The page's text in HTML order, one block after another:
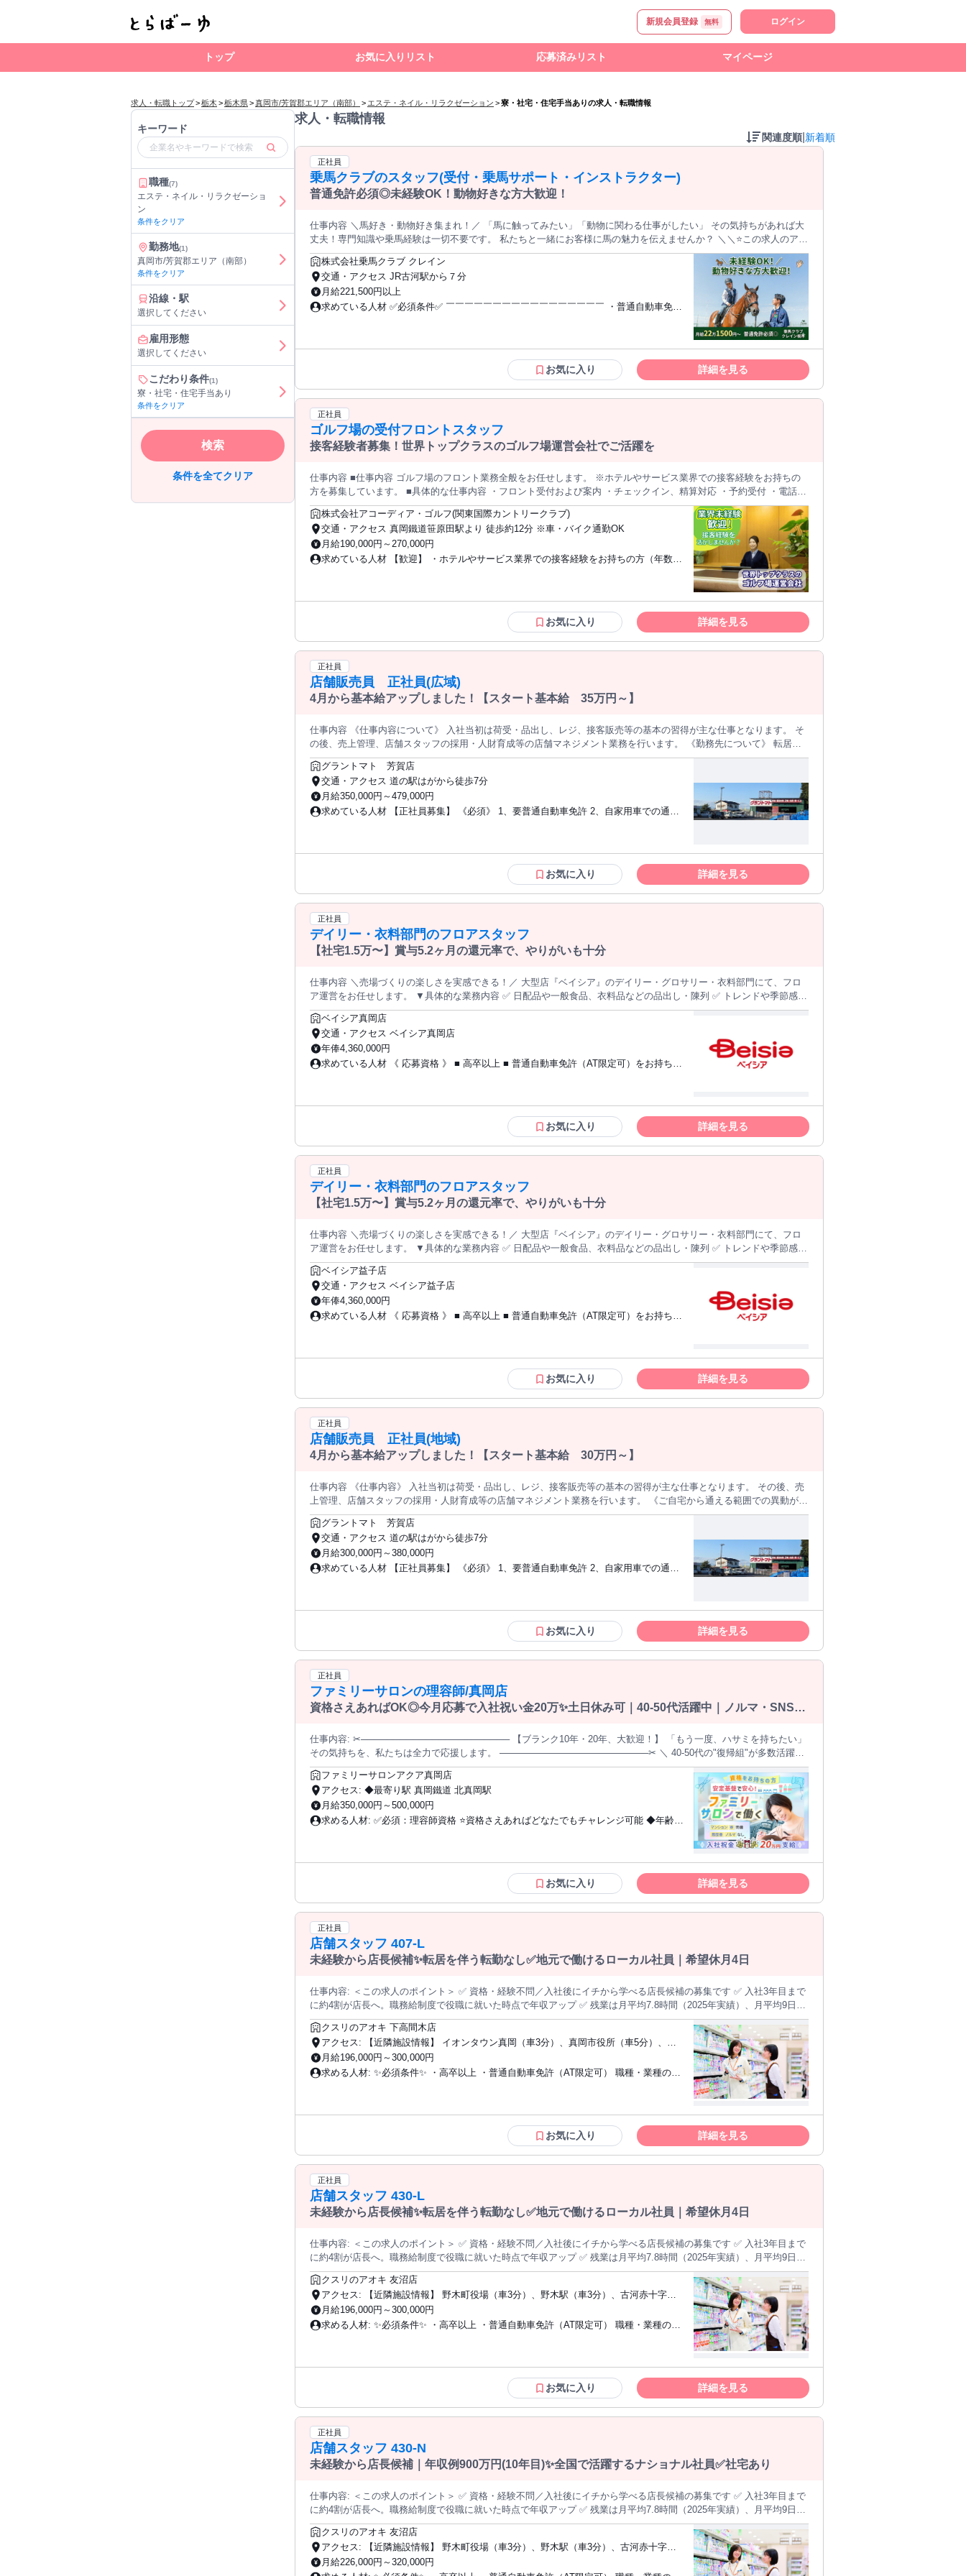
新規会員登録 無料 ログイン
トップ お気に入りリスト 応募済みリスト マイページ
求人・転職トップ>栃木 >栃木県>真岡市/芳賀郡エリア（南部） > エステ・ネイル・リラクゼーション >寮・社宅・住宅手当ありの求人・転職情報
キーワード
職種(7)
エステ・ネイル・リラクゼーショ
ン
条件をクリア
勤務地(1)
真岡市/芳賀郡エリア（南部）
条件をクリア
沿線・駅
選択してください
雇用形態
選択してください
こだわり条件(1)
寮・社宅・住宅手当あり
条件をクリア
検索
条件を全てクリア
求人・転職情報
関連度順 新着順
正社員
乗馬クラブのスタッフ(受付・乗馬サポート・インストラクター)
普通免許必須◎未経験OK！動物好きな方大歓迎！
仕事内容 ＼馬好き・動物好き集まれ！／ 「馬に触ってみたい」「動物に関わる仕事がしたい」 その気持ちがあれば大
丈夫！専門知識や乗馬経験は一切不要です。 私たちと一緒にお客様に馬の魅力を伝えませんか？ ＼＼⭐この求人のアピ
ールポイント⭐／／ ～～～～～～～～～～～～～～～～～～～～ ✅未経験でも馬の魅力を伝える お仕事ができます！
✅将来はインストラクター としても活躍できるチャンス◎ ✅充実した手当で安心して 働ける環境です！ ⭐仕事内容⭐
￣￣￣￣￣￣￣￣￣￣￣￣￣￣￣￣￣￣￣￣ ⏩フロントのお仕事 クラブの受付業務（会員様の受付、予約確認、会
計） 馬具の販売 事務作業全般 ⏩体験乗馬のサポート業務 初めて馬に乗られるお客様の サポートを担当します。 安全
に乗馬を楽しんでいただけるよう、 丁寧にご案内・補助を実施します。 ⏩乗馬インストラクター 指導員資格を取って
会員様のレッスンを します。 お客様が安心して乗馬を楽しめるよう 様々な側面からサポートします。 ✨経験を積ん
で、ステップアップも可能✨ - 経験がない方でも将来的には、経験を積むことで フロント業務やインストラクターとし
ての 活躍も可能です！ 馬が好きな方、人と接することが好きな方 にとって、充実感を得られるお仕事です。 ✨ 好き
という気持ちがあれば大丈夫！✨ - 未経験からでも丁寧に指導いたしますので 馬や動物が好きな方であれば 安心してご
応募いただけます。 先輩スタッフが基礎から 丁寧に教えますので、 乗馬経験がなくても心配いりません。 お客様に乗
馬の楽しさを伝え、 素敵な体験を提供する やりがいのあるお仕事です。 一緒に馬の魅力を多くの方に 広めていきまし
に 乗馬の楽しさや馬との触れ合いの素晴らしさ をお届けすることを大切にしています。 ショッピングセンターなどの
商業施設内で 乗馬体験や乗馬レッスンを提供し、 多くの方々に馬の魅力を伝える活動も 展開しています。 馬と人との
絆を育み、初めて馬に触れる方 から経験者まで、幅広い層のお客様に 満足いただけるサービスを心がけています。 ス
株式会社乗馬クラブ クレイン
交通・アクセス JR古河駅から７分
月給221,500円以上
求めている人材 ✅必須条件✅ ￣￣￣￣￣￣￣￣￣￣￣￣￣￣￣￣￣ ・普通自動車免許
ションを 取ることが好きな方 ・営業経験をお持ちの方 （その経験を活かせます） ・
￣￣￣￣￣￣ ・動物と触れ合う仕事がしたい方 ・お客様に喜んでいただける仕事を
探している方 ・体を動かすことが好きな方 ・新しいことにチャレンジしたい方
お気に入り 詳細を見る
正社員
ゴルフ場の受付フロントスタッフ
接客経験者募集！世界トップクラスのゴルフ場運営会社でご活躍を
仕事内容 ■仕事内容 ゴルフ場のフロント業務全般をお任せします。 ※ホテルやサービス業界での接客経験をお持ちの
方を募集しています。 ■具体的な仕事内容 ・フロント受付および案内 ・チェックイン、精算対応 ・予約受付 ・電話対
応 ・その他、ゴルフ場運営に関わる業務 ■入社後のイメージ まずは現場業務を通じて、 ゴルフ場運営の基本や当社の
方針を理解していただきます。 その後は、先輩スタッフがサポートするOJT体制や、 年次ごとの研修を通して着実に
ステップアップできます。 ＝＝＝＝＝＝＝＝＝＝＝＝＝＝＝＝＝＝＝＝ 当社は研修制度も整っており、 入社後のキャ
リアパスも充実しています。 これまでの接客経験を活かし、 当社で更に成長いただくことを期待しています。 【世界
トップクラスのゴルフ場運営会社として】 日本国内で運営されているゴルフ場約1,970コースのうち、 当社が運営する
ゴルフ場は約8.75％を占めており、 国内最大級、世界的にもトップクラスのゴルフ場運営会社として、 成長を続けて
います。 ゴルフというスポーツの楽しさ・魅力を提供するため、 私たちは、斬新かつ質の高いサービスを追求してい
ます。 当社の価値観・行動指針には「笑顔」と掲げられています。 お客様の笑顔のために、そして、あなた自身の笑
顔のために。 最高のサービスを提供する仕事・職場を、 ぜひ一緒に創っていきましょう！ ＝＝＝＝＝＝＝＝＝＝＝＝
https://recruit.accordiagolf.com/interview/ ＝＝＝＝＝＝＝＝＝＝＝＝＝＝＝＝＝＝＝＝
株式会社アコーディア・ゴルフ(関東国際カントリークラブ)
交通・アクセス 真岡鐵道笹原田駅より 徒歩約12分 ※車・バイク通勤OK
月給190,000円～270,000円
求めている人材 【歓迎】 ・ホテルやサービス業界での接客経験をお持ちの方（年数不
る方 ＝＝＝＝＝＝＝＝＝＝＝＝＝＝＝ ※必須：日本で当社業務に従事可能で有効な在
留資格（就労ビザ）を保有していること（永住、定住、配偶者ビザなど） ※ビジネス
レベルの日本語でのやりとり、社内外とのメールやチャット対応を行えることが必要
となります Must be able to read, write, and speak Japanese at a business level or
higher ＝＝＝＝＝＝＝＝＝＝＝＝＝＝＝ チームワークを大切にできる方をお待ちして
います。 興味を持っていただけた方は、ぜひお気軽にご応募ください！
お気に入り 詳細を見る
正社員
店舗販売員 正社員(広域)
4月から基本給アップしました！【スタート基本給 35万円～】
仕事内容 《仕事内容について》 入社当初は荷受・品出し、レジ、接客販売等の基本の習得が主な仕事となります。 そ
の後、売上管理、店舗スタッフの採用・人財育成等の店舗マネジメント業務を行います。 《勤務先について》 転居を
伴う異動先は全事業所が対象となります。詳しくは、当社ホームページを確認してください。
https://www.grantomato.jp/store/grantomato.html 《当社について》 当社は農業関連商品から食品・生活必需品まで扱う
店舗「グラントマト」「業務スーパー」の運営や、農業支援サービスを行っています。 地域密着で業績を伸ばし、
2022年に株式上場。業務拡大のため正社員を応募します。
グラントマト 芳賀店
交通・アクセス 道の駅はがから徒歩7分
月給350,000円～479,000円
求めている人材 【正社員募集】 《必須》 1、要普通自動車免許 2、自家用車での通勤
お気に入り 詳細を見る
正社員
デイリー・衣料部門のフロアスタッフ
【社宅1.5万〜】賞与5.2ヶ月の還元率で、やりがいも十分
仕事内容 ＼売場づくりの楽しさを実感できる！／ 大型店『ベイシア』のデイリー・グロサリー・衣料部門にて、フロ
ア運営をお任せします。 ▼具体的な業務内容 ✅ 日配品や一般食品、衣料品などの品出し・陳列 ✅ トレンドや季節感を
取り入れたレイアウト作成 ✅ お客様からの商品のお問い合わせ対応 アパレルや雑貨、ホームセンターなどで培った小
売経験が幅広く活かせます。 商品の魅力を引き出す売場づくりをお願いします。 ＼ 地域密着×大手ならではの好待遇
を実現 ／ ✅ カインズなど有名ブランドを持つ売上1兆円超グループ ✅ 収入アップのチャンス！賞与の平均実績は5.2ヶ
月分 ✅ 月5千円の独身寮、1.5万～2.5万円の社宅など住宅補助が充実 ✅ 遠方出身者も安心！月1回を上限に年6～12回ま
での帰省旅費を実費補助 ✅ 月平均10～20時間の残業＆最大6連休のバケーション休暇あり
ベイシア真岡店
交通・アクセス ベイシア真岡店
年俸4,360,000円
求めている人材 《 応募資格 》 ■ 高卒以上 ■ 普通自動車免許（AT限定可）をお持ちの
験 ✅ アパレル、雑貨、家電などの販売・接客経験 ✅ スーパーなど食品業界での実務
経験 ※担当部門や雇用形態は一切不問です！ 「これまでの小売経験を活かして、より
良い待遇の会社へ移りたい」 「将来を見据えて、安定した大手企業で長く働きたい」
そんな思いを持つ方をお待ちしています！
お気に入り 詳細を見る
正社員
デイリー・衣料部門のフロアスタッフ
【社宅1.5万〜】賞与5.2ヶ月の還元率で、やりがいも十分
仕事内容 ＼売場づくりの楽しさを実感できる！／ 大型店『ベイシア』のデイリー・グロサリー・衣料部門にて、フロ
ア運営をお任せします。 ▼具体的な業務内容 ✅ 日配品や一般食品、衣料品などの品出し・陳列 ✅ トレンドや季節感を
取り入れたレイアウト作成 ✅ お客様からの商品のお問い合わせ対応 アパレルや雑貨、ホームセンターなどで培った小
売経験が幅広く活かせます。 商品の魅力を引き出す売場づくりをお願いします。 ＼ 地域密着×大手ならではの好待遇
を実現 ／ ✅ カインズなど有名ブランドを持つ売上1兆円超グループ ✅ 収入アップのチャンス！賞与の平均実績は5.2ヶ
月分 ✅ 月5千円の独身寮、1.5万～2.5万円の社宅など住宅補助が充実 ✅ 遠方出身者も安心！月1回を上限に年6～12回ま
での帰省旅費を実費補助 ✅ 月平均10～20時間の残業＆最大6連休のバケーション休暇あり
ベイシア益子店
交通・アクセス ベイシア益子店
年俸4,360,000円
求めている人材 《 応募資格 》 ■ 高卒以上 ■ 普通自動車免許（AT限定可）をお持ちの
験 ✅ アパレル、雑貨、家電などの販売・接客経験 ✅ スーパーなど食品業界での実務
経験 ※担当部門や雇用形態は一切不問です！ 「これまでの小売経験を活かして、より
良い待遇の会社へ移りたい」 「将来を見据えて、安定した大手企業で長く働きたい」
そんな思いを持つ方をお待ちしています！
お気に入り 詳細を見る
正社員
店舗販売員 正社員(地域)
4月から基本給アップしました！【スタート基本給 30万円～】
仕事内容 《仕事内容》 入社当初は荷受・品出し、レジ、接客販売等の基本の習得が主な仕事となります。 その後、売
上管理、店舗スタッフの採用・人財育成等の店舗マネジメント業務を行います。 《ご自宅から通える範囲での異動があ
ります》 当社のホームページから、ご自宅から近隣の事業所を確認してください。（異動距離目安 ご自宅から片道50
ｋｍ圏内） https://www.grantomato.jp/store/grantomato.html 《当社について》 当社は農業関連商品から食品・生活必
需品まで扱う店舗「グラントマト」「業務スーパー」の運営や、農業支援サービスを行っています。 地域密着で業績を
伸ばし、2022年に株式上場。業務拡大のため正社員を応募します。
グラントマト 芳賀店
交通・アクセス 道の駅はがから徒歩7分
月給300,000円～380,000円
求めている人材 【正社員募集】 《必須》 1、要普通自動車免許 2、自家用車での通勤
お気に入り 詳細を見る
正社員
ファミリーサロンの理容師/真岡店
資格さえあればOK◎今月応募で入社祝い金20万✨️土日休み可｜40-50代活躍中｜ノルマ・SNS発
仕事内容: ✂─────────────────────── 【ブランク10年・20年、大歓迎！】 「もう一度、ハサミを持ちたい」
その気持ちを、私たちは全力で応援します。 ───────────────────────✂ ＼ 40-50代の"復帰組"が多数活躍
中！ ／ ✦トレンド・SNS発信、一切なし！ ✦指名争いや売上ノルマ、一切なし！ ✦希望次第で土日祝休みもOK◎ ▷
今なら積極採用キャンペーン中 ◁ ■入社祝い金20万円支給 ■1日体験入社も受付中 「もう若くないし、転職は厳しいか
も…」 ミドル世代の転職は不安がつきもの。 そんなあなたが勇気を持って チャレンジできるように、 弊社は制度を整
えてお待ちしております！ --------- 仕事内容 --------- カットやシャンプー、顔剃りなど 理容師としての業務をお任せしま
す。 その他にも店内の清掃や 在庫の管理、発注なども行います。 毎月新規のお客様が安定的に いらっしゃるので、
とはありません。 まずは笑顔でお客様をお迎えすること、 カラーの塗布、シャンプーなど、 少しずつ感覚を取り戻し
ていけば大丈夫。 マンツーマン体制があり、 レッスン時間も自由に取れるので あなたのペースに寄り添って、 優しく
￣￣￣￣￣￣￣￣ カット専門店のような、 慌ただしい働き方はありません。 アクアは地域に密着した、 ちょっと会話
を楽しむ温かいサロンです。 ■幅広いスキルを活かしてやりがいも◎ カットだけでなく、カラーや シャンプー等まで
り添うからこそ、 本来の楽しさを実感できます。 ■スタッフを絶対に使い捨てにしない！ 「切れれば良い」というス
タンスではなく、 会社として従業員を大切にしています。 休日日数選択制/ノルマなし/入社祝い金あり など業界内で
も珍しい待遇を ご用意しているのはその証拠です！ ＊ 採用担当者よりメッセージ ＊ 資格しか持ってない・ブランク
にもしっかり寄り添います！ あなたのご応募をお待ちしております＾＾
ファミリーサロンアクア真岡店
アクセス: ◆最寄り駅 真岡鐵道 北真岡駅
月給350,000円～500,000円
求める人材: ✅必須：理容師資格 ⭐️資格さえあればどなたでもチャレンジ可能 ◆年齢不
◆社会人経験10年以上歓迎 ◆フリーター歓迎 ◆無職(離職者)の方歓迎 ◆再雇用(カム
バック)歓迎 ◆正社員経験不問 ◆転職回数不問 ◆Uターン・Iターン歓迎 ＼こんな人に
オススメです／ ・訪問美容師／訪問理容師の経験がある ・訪問系からサロンワークに
転職したい ・美容系求人サイトでお仕事をお探しの方 リジョブ/ホットペッパービュ
ーティーワーク/美プロキレイビズ/ビューティーキャリア/リクエストQJナビ/らしさ
（Rasysa）求人/CMandJOB（シーエムアンドジョブ）/チョキナビ/BeAle/髪書房の美
容師求人/アットコスメキャリア/美受/iDA 等
お気に入り 詳細を見る
正社員
店舗スタッフ 407-L
未経験から店長候補✨転居を伴う転勤なし✅地元で働けるローカル社員｜希望休月4日
仕事内容: ＜この求人のポイント＞ ✅ 資格・経験不問／入社後にイチから学べる店長候補の募集です ✅ 入社3年目まで
に約4割が店長へ。職務給制度で役職に就いた時点で年収アップ ✅ 残業は月平均7.8時間（2025年実績）、月平均9日休
み・希望休は月4日指定OK ✅ 働く場所（全国／エリア限定／転居なし）を毎年選び直せます ──────────── ＜仕事
内容＞ 調剤薬局を併設したドラッグストア『クスリのアオキ』の店舗運営をお任せします。最初は先輩のサポートを受
けながら店舗業務を覚えるところからスタート。3カ月ほどで一人立ちする方が多く、未経験からでも段階的に身につ
けられます。 ◆接客 売場のご案内やレジ対応など。お客様の「これどこ？」に応える、地域に密着した仕事です。 ◆
商品の陳列・補充 品薄の商品を補充し、見やすく買いやすい売場を保ちます。 ◆発注・在庫管理 自動発注システムを
＞ 【STEP1】基礎を学ぶ：接客・陳列・発注など店舗運営の基本を習得（目安3カ月で一人立ち） ▼ 【STEP2】マ
ネジメントに挑戦：シフト管理やスタッフ教育へ。階層別研修があるので未経験でも段階的に学べます。最短3年目で
店長へ ▼ 【STEP3】キャリアを広げる：店長の先には、複数店舗を統括するSV、バイヤー、本部（店舗運営・商
品・開発・経営企画・生鮮事業など）への道があります 「近くて便利なドラッグストア、かかりつけ薬局」をコンセプ
クスリのアオキ 下高間木店
アクセス: 【近隣施設情報】 イオンタウン真岡（車3分）、真岡市役所（車5分）、真
岡井頭公園（車10分） 【近隣学校情報】 芳賀赤十字看護専門学校（車5分）
月給196,000円～300,000円
求める人材: ✨必須条件✨ ・高卒以上 ・普通自動車免許（AT限定可） 職種・業種の経
実した教育制度があります） ✩将来は店長や本部など、ステップアップを目指したい
方 ✩明るく誠実に人と接することができる方 ✩地域に貢献する仕事がしたい方 ✩UIタ
方をお待ちしています。
お気に入り 詳細を見る
正社員
店舗スタッフ 430-L
未経験から店長候補✨転居を伴う転勤なし✅地元で働けるローカル社員｜希望休月4日
仕事内容: ＜この求人のポイント＞ ✅ 資格・経験不問／入社後にイチから学べる店長候補の募集です ✅ 入社3年目まで
に約4割が店長へ。職務給制度で役職に就いた時点で年収アップ ✅ 残業は月平均7.8時間（2025年実績）、月平均9日休
み・希望休は月4日指定OK ✅ 働く場所（全国／エリア限定／転居なし）を毎年選び直せます ──────────── ＜仕事
内容＞ 調剤薬局を併設したドラッグストア『クスリのアオキ』の店舗運営をお任せします。最初は先輩のサポートを受
けながら店舗業務を覚えるところからスタート。3カ月ほどで一人立ちする方が多く、未経験からでも段階的に身につ
けられます。 ◆接客 売場のご案内やレジ対応など。お客様の「これどこ？」に応える、地域に密着した仕事です。 ◆
商品の陳列・補充 品薄の商品を補充し、見やすく買いやすい売場を保ちます。 ◆発注・在庫管理 自動発注システムを
＞ 【STEP1】基礎を学ぶ：接客・陳列・発注など店舗運営の基本を習得（目安3カ月で一人立ち） ▼ 【STEP2】マ
ネジメントに挑戦：シフト管理やスタッフ教育へ。階層別研修があるので未経験でも段階的に学べます。最短3年目で
店長へ ▼ 【STEP3】キャリアを広げる：店長の先には、複数店舗を統括するSV、バイヤー、本部（店舗運営・商
品・開発・経営企画・生鮮事業など）への道があります 「近くて便利なドラッグストア、かかりつけ薬局」をコンセプ
クスリのアオキ 友沼店
アクセス: 【近隣施設情報】 野木町役場（車3分）、野木駅（車3分）、古河赤十字病
院（車10分） 【近隣学校情報】 白鴎大学（車15分）
月給196,000円～300,000円
求める人材: ✨必須条件✨ ・高卒以上 ・普通自動車免許（AT限定可） 職種・業種の経
実した教育制度があります） ✩将来は店長や本部など、ステップアップを目指したい
方 ✩明るく誠実に人と接することができる方 ✩地域に貢献する仕事がしたい方 ✩UIタ
方をお待ちしています。
お気に入り 詳細を見る
正社員
店舗スタッフ 430-N
未経験から店長候補｜年収例900万円(10年目)✨全国で活躍するナショナル社員✅社宅あり
仕事内容: ＜この求人のポイント＞ ✅ 資格・経験不問／入社後にイチから学べる店長候補の募集です ✅ 入社3年目まで
に約4割が店長へ。職務給制度で役職に就いた時点で年収アップ ✅ 残業は月平均7.8時間（2025年実績）、月平均9日休
み・希望休は月4日指定OK ✅ 働く場所（全国／エリア限定／転居なし）を毎年選び直せます ──────────── ＜仕事
内容＞ 調剤薬局を併設したドラッグストア『クスリのアオキ』の店舗運営をお任せします。最初は先輩のサポートを受
けながら店舗業務を覚えるところからスタート。3カ月ほどで一人立ちする方が多く、未経験からでも段階的に身につ
けられます。 ◆接客 売場のご案内やレジ対応など。お客様の「これどこ？」に応える、地域に密着した仕事です。 ◆
クスリのアオキ 友沼店
アクセス: 【近隣施設情報】 野木町役場（車3分）、野木駅（車3分）、古河赤十字病
院（車10分） 【近隣学校情報】 白鴎大学（車15分）
月給226,000円～320,000円